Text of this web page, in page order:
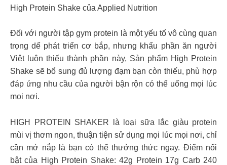
High Protein Shake của Applied Nutrition
Đối với người tập gym protein là một yếu tố vô cùng quan
trọng dể phát triển cơ bắp, nhưng khẩu phần ăn người
Việt luôn thiếu thành phần này, Sản phẩm High Protein
Shake sẽ bổ sung đủ lượng đạm bạn còn thiếu, phù hợp
đáp ứng nhu cầu của người bận rộn có thể uống mọi lúc
mọi nơi.
HIGH PROTEIN SHAKER là loại sữa lắc giàu protein
mùi vị thơm ngon, thuận tiện sử dụng mọi lúc mọi nơi, chỉ
cần mở nắp là bạn có thể thưởng thức ngay. Điểm nổi
bật của High Protein Shake: 42g Protein 17g Carb 240